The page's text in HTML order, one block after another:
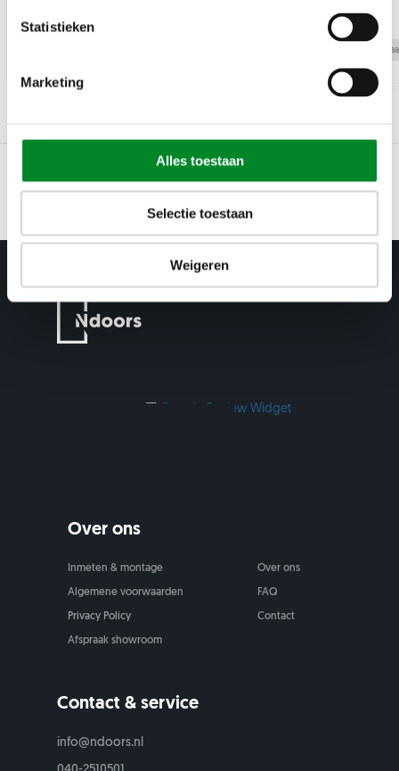
Statistieken
Marketing
Alles toestaan
Selectie toestaan
Weigeren
1 2 3
Over ons
Inmeten & montage
Algemene voorwaarden
Privacy Policy
Afspraak showroom
Over ons
FAQ
Contact
Contact & service
info@ndoors.nl